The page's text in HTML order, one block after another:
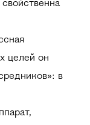
целей он
в